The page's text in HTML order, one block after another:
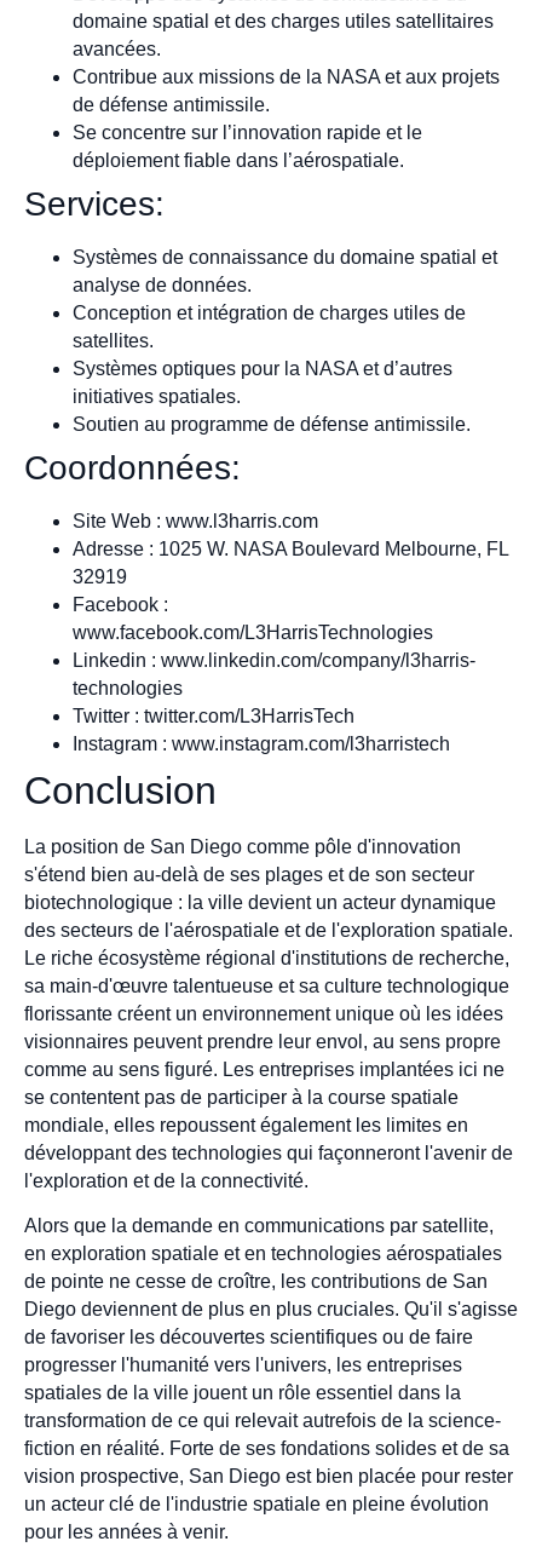
domaine spatial et des charges utiles satellitaires
avancées.
Contribue aux missions de la NASA et aux projets
de défense antimissile.
Se concentre sur l’innovation rapide et le
déploiement fiable dans l’aérospatiale.
Services:
Systèmes de connaissance du domaine spatial et
analyse de données.
Conception et intégration de charges utiles de
satellites.
Systèmes optiques pour la NASA et d’autres
initiatives spatiales.
Soutien au programme de défense antimissile.
Coordonnées:
Site Web : www.l3harris.com
Adresse : 1025 W. NASA Boulevard Melbourne, FL
32919
Facebook :
www.facebook.com/L3HarrisTechnologies
Linkedin : www.linkedin.com/company/l3harris-
technologies
Twitter : twitter.com/L3HarrisTech
Instagram : www.instagram.com/l3harristech
Conclusion
La position de San Diego comme pôle d'innovation
s'étend bien au-delà de ses plages et de son secteur
biotechnologique : la ville devient un acteur dynamique
des secteurs de l'aérospatiale et de l'exploration spatiale.
Le riche écosystème régional d'institutions de recherche,
sa main-d'œuvre talentueuse et sa culture technologique
florissante créent un environnement unique où les idées
visionnaires peuvent prendre leur envol, au sens propre
comme au sens figuré. Les entreprises implantées ici ne
se contentent pas de participer à la course spatiale
mondiale, elles repoussent également les limites en
développant des technologies qui façonneront l'avenir de
l'exploration et de la connectivité.
Alors que la demande en communications par satellite,
en exploration spatiale et en technologies aérospatiales
de pointe ne cesse de croître, les contributions de San
Diego deviennent de plus en plus cruciales. Qu'il s'agisse
de favoriser les découvertes scientifiques ou de faire
progresser l'humanité vers l'univers, les entreprises
spatiales de la ville jouent un rôle essentiel dans la
transformation de ce qui relevait autrefois de la science-
fiction en réalité. Forte de ses fondations solides et de sa
vision prospective, San Diego est bien placée pour rester
un acteur clé de l'industrie spatiale en pleine évolution
pour les années à venir.